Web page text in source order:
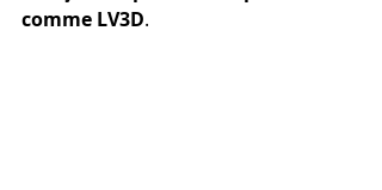
comme LV3D.